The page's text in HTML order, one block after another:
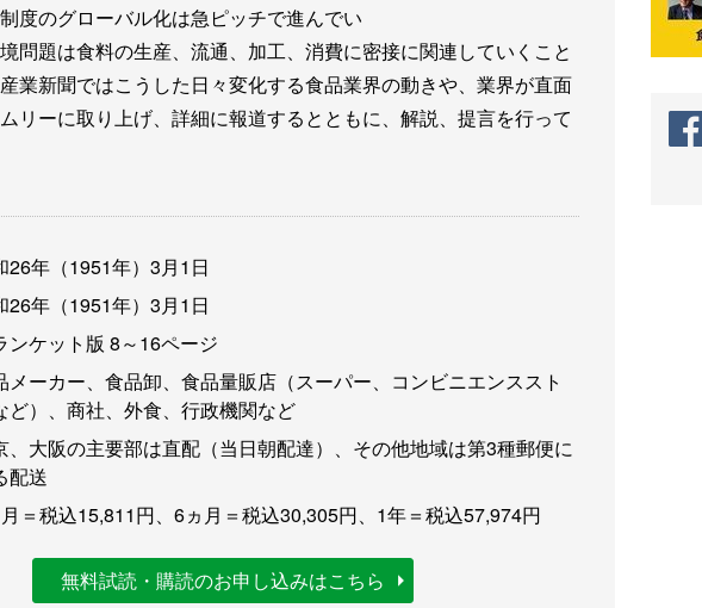
度のグローバル化は急ピッチで進んでい
問題は食料の生産、流通、加工、消費に密接に関連していくこと
業新聞ではこうした日々変化する食品業界の動きや、業界が直面
リーに取り上げ、詳細に報道するとともに、解説、提言を行って
26年（1951年）3月1日
26年（1951年）3月1日
ンケット版 8～16ページ
メーカー、食品卸、食品量販店（スーパー、コンビニエンススト
ど）、商社、外食、行政機関など
、大阪の主要部は直配（当日朝配達）、その他地域は第3種郵便に
配送
＝税込15,811円、6ヵ月＝税込30,305円、1年＝税込57,974円
無料試読・購読のお申し込みはこちら